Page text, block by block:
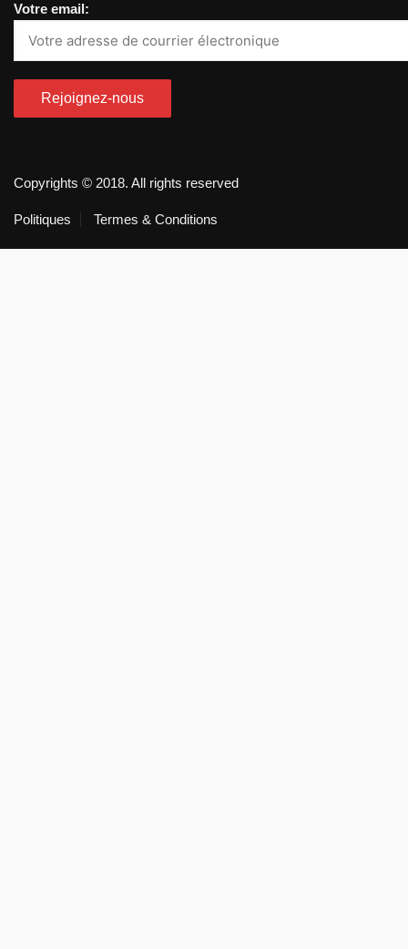
Votre email:
Copyrights © 2018. All rights reserved
Politiques Termes & Conditions